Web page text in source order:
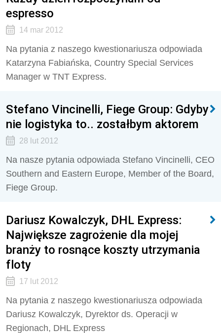
espresso
14 mar 2012
Na pytania z naszego kwestionariusza odpowiada
Katarzyna Fabiańska, Country Special Services
Manager w TNT Express.
Stefano Vincinelli, Fiege Group: Gdyby
nie logistyka to.. zostałbym aktorem
28 lut 2012
Na nasze pytania odpowiada Stefano Vincinelli, CEO
Southern and Eastern Europe, Member of the Board,
Fiege Group.
Dariusz Kowalczyk, DHL Express:
Największe zagrożenie dla mojej
branży to rosnące koszty utrzymania
floty
17 lut 2012
Na pytania z naszego kwestionariusza odpowiada
Dariusz Kowalczyk, Dyrektor ds. Operacji w
Regionach, DHL Express